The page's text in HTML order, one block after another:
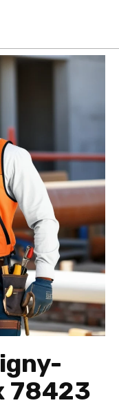
78423